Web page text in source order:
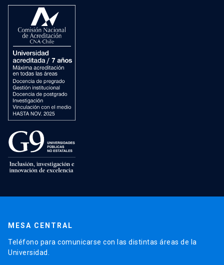
MESA CENTRAL
Teléfono para comunicarse con las distintas áreas de la
Universidad.